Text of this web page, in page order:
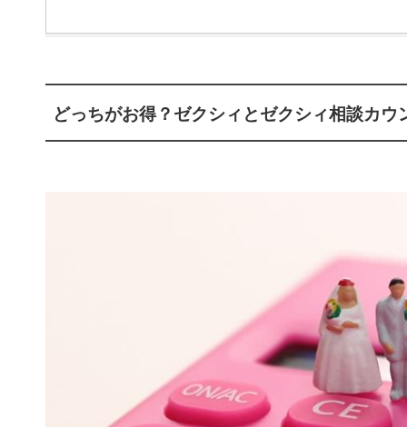
どっちがお得？ゼクシィとゼクシィ相談カウ